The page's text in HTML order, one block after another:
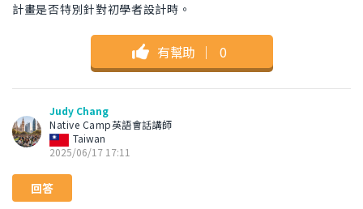
計畫是否特別針對初學者設計時。
有幫助 ｜ 0
Judy Chang
Native Camp英語會話講師
Taiwan
2025/06/17 17:11
回答